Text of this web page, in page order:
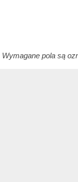
Wymagane pola są